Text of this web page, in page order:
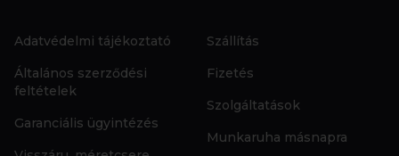
Adatvédelmi tájékoztató
Általános szerződési
feltételek
Garanciális ügyintézés
Szállítás
Fizetés
Szolgáltatások
Munkaruha másnapra